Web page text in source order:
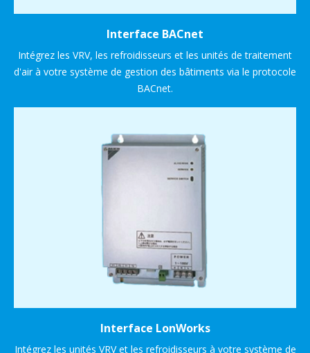
Interface BACnet
Intégrez les VRV, les refroidisseurs et les unités de traitement
d'air à votre système de gestion des bâtiments via le protocole
BACnet.
Interface LonWorks
Intégrez les unités VRV et les refroidisseurs à votre système de